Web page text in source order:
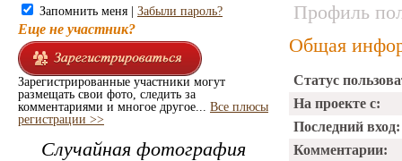
Запомнить меня | Забыли пароль?
Еще не участник?
Зарегистрированные участники могут
размещать свои фото, следить за
комментариями и многое другое... Все плюсы
регистрации >>
Случайная фотография
Профиль
Общая
Статус
На проекте с:
Последний вход:
Комментарии: